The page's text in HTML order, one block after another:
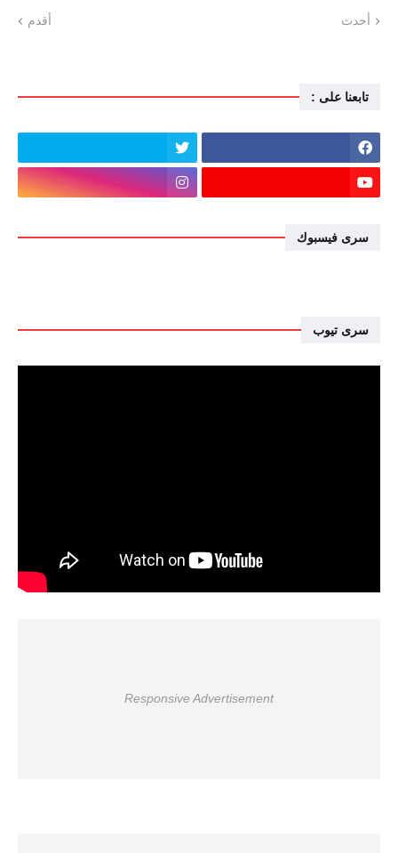
أحدث أقدم
تابعنا على :
سرى فيسبوك
سرى تيوب
Responsive Advertisement